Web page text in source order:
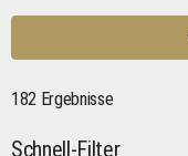
182 Ergebnisse
Schnell-Filter